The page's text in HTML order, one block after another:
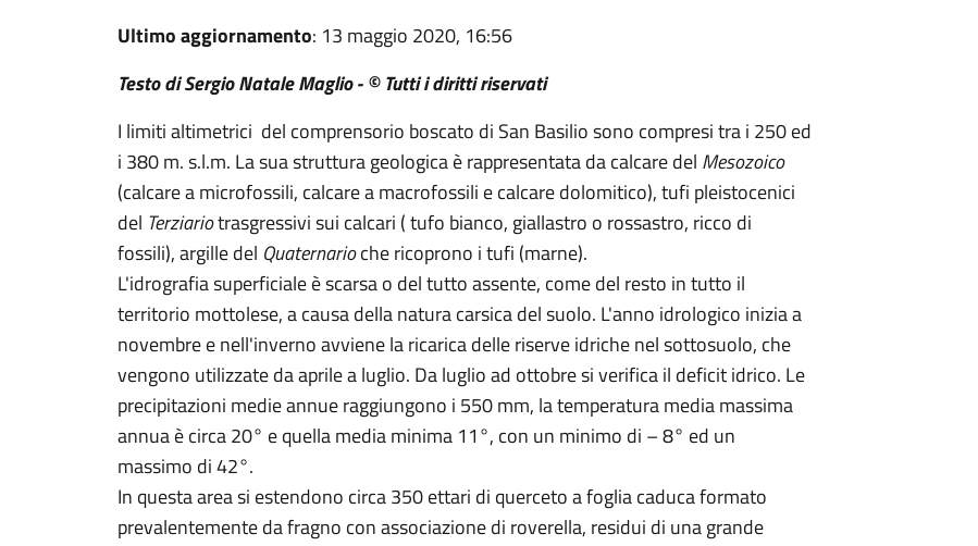
Ultimo aggiornamento: 13 maggio 2020, 16:56
Testo di Sergio Natale Maglio - © Tutti i diritti riservati
I limiti altimetrici del comprensorio boscato di San Basilio sono compresi tra i 250 ed
i 380 m. s.l.m. La sua struttura geologica è rappresentata da calcare del Mesozoico
(calcare a microfossili, calcare a macrofossili e calcare dolomitico), tufi pleistocenici
del Terziariotrasgressivi sui calcari ( tufo bianco, giallastro o rossastro, ricco di
fossili), argille del Quaternarioche ricoprono i tufi (marne).
L'idrografia superficiale è scarsa o del tutto assente, come del resto in tutto il
territorio mottolese, a causa della natura carsica del suolo. L'anno idrologico inizia a
novembre e nell'inverno avviene la ricarica delle riserve idriche nel sottosuolo, che
vengono utilizzate da aprile a luglio. Da luglio ad ottobre si verifica il deficit idrico. Le
precipitazioni medie annue raggiungono i 550 mm, la temperatura media massima
annua è circa 20° e quella media minima 11°, con un minimo di – 8° ed un
massimo di 42°.
In questa area si estendono circa 350 ettari di querceto a foglia caduca formato
prevalentemente da fragno con associazione di roverella, residui di una grande